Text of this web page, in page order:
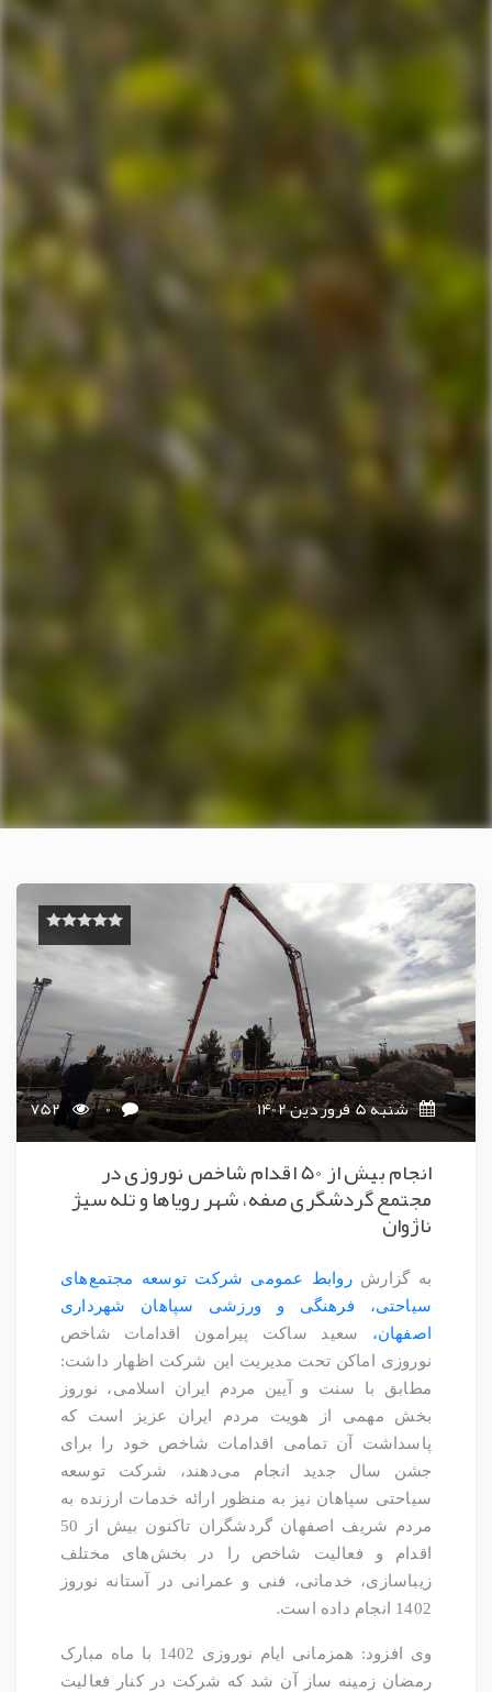
شنبه 5 فروردین 1402 752 0
انجام بیش از 50 اقدام شاخص نوروزی در
مجتمع گردشگری صفه، شهر رویاها و تله سیژ
ناژوان
به گزارشروابط عمومی شرکت توسعه مجتمع‌های
سیاحتی، فرهنگی و ورزشی سپاهان شهرداری
اصفهان،سعید ساکت پیرامون اقدامات شاخص
نوروزی اماکن تحت مدیریت این شرکت اظهار داشت:
مطابق با سنت و آیین مردم ایران اسلامی، نوروز
بخش مهمی از هویت مردم ایران عزیز است که
پاسداشت آن تمامی اقدامات شاخص خود را برای
جشن سال جدید انجام می‌دهند، شرکت توسعه
سیاحتی سپاهان نیز به منظور ارائه خدمات ارزنده به
مردم شریف اصفهان گردشگران تاکنون بیش از 50
اقدام و فعالیت‌ شاخص را در بخش‌های مختلف
زیباسازی، خدماتی، فنی و عمرانی در آستانه نوروز
1402 انجام داده است
.
وی افزود: همزمانی ایام نوروزی 1402 با ماه مبارک
رمضان زمینه ساز آن شد که شرکت در کنار فعالیت